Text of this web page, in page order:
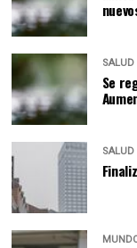
SALUD
Se
SALUD